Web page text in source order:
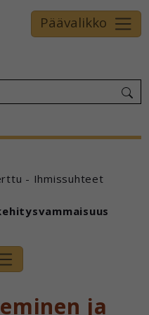
Päävalikko
- Ihmissuhteet
ja